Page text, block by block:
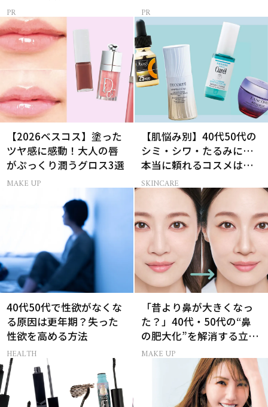
メ
【2026ベスコス】塗った
ツヤ感に感動！大人の唇
がぷっくり潤うグロス3選
MAKE UP
【肌悩み別】40代50代の
シミ・シワ・たるみに…
本当に頼れるコスメは？
ベスコス受賞スキンケア
SKINCARE
40代50代で性欲がなくな
る原因は更年期？失った
性欲を高める方法
HEALTH
「昔より鼻が大きくなっ
た？」40代・50代の“鼻
の肥大化”を解消する立体
小鼻メイク
MAKE UP